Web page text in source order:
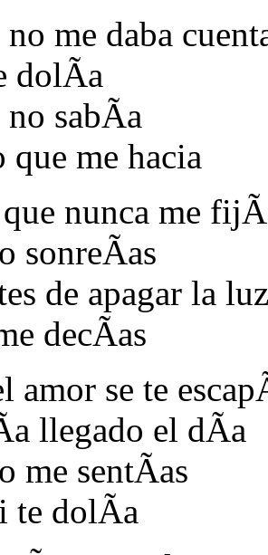
me daba
dolÃ­a
sabÃ­a
me hacia
que nunca me
sonreÃ­as
de apagar la luz
decÃ­as
amor se te
llegado el dÃ­a
me sentÃ­as
te dolÃ­a